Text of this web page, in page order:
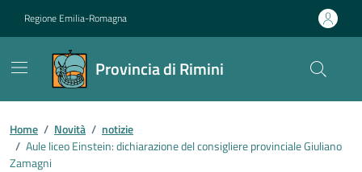
Regione Emilia-Romagna
Provincia di Rimini
Contenuti in evidenza
Home / Novità / notizie
/ Aule liceo Einstein: dichiarazione del consigliere provinciale Giuliano
Zamagni